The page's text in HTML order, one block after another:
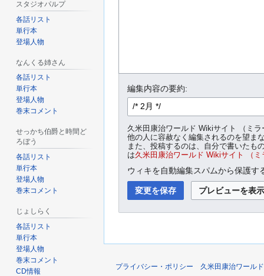
編集内容の要約:
久米田康治ワールド Wikiサイト （ミ
他の人に容赦なく編集されるのを望ま
また、投稿するのは、自分で書いたも
は久米田康治ワールド Wikiサイト （
ウィキを自動編集スパムから保護す
スタジオパルプ
各話リスト
単行本
登場人物
なんくる姉さん
各話リスト
単行本
登場人物
巻末コメント
せっかち伯爵と時間ど
ろぼう
各話リスト
単行本
登場人物
巻末コメント
じょしらく
各話リスト
単行本
登場人物
巻末コメント
CD情報
プライバシー・ポリシー 久米田康治ワール